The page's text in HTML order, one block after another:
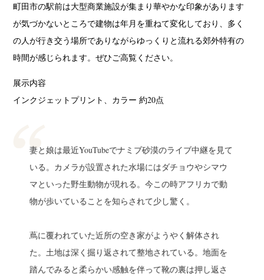
町田市の駅前は大型商業施設が集まり華やかな印象があります
が気づかないところで建物は年月を重ねて変化しており、多く
の人が行き交う場所でありながらゆっくりと流れる郊外特有の
時間が感じられます。ぜひご高覧ください。
展示内容
インクジェットプリント、カラー 約20点
妻と娘は最近YouTubeでナミブ砂漠のライブ中継を見て
いる。カメラが設置された水場にはダチョウやシマウ
マといった野生動物が現れる。今この時アフリカで動
物が歩いていることを知らされて少し驚く。
蔦に覆われていた近所の空き家がようやく解体され
た。土地は深く掘り返されて整地されている。地面を
踏んでみると柔らかい感触を伴って靴の裏は押し返さ